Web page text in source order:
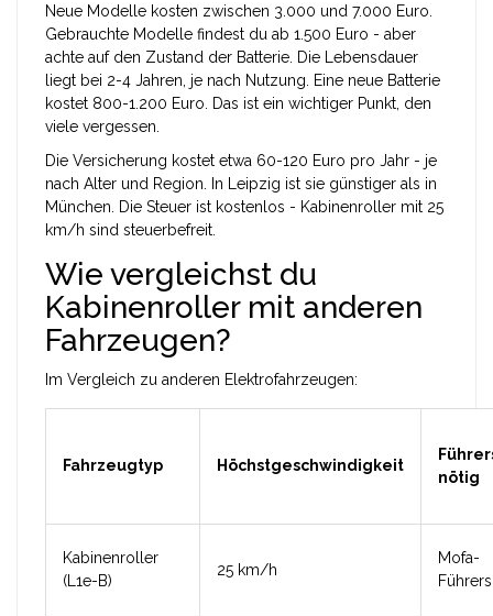
Neue Modelle kosten zwischen 3.000 und 7.000 Euro.
Gebrauchte Modelle findest du ab 1.500 Euro - aber
achte auf den Zustand der Batterie. Die Lebensdauer
liegt bei 2-4 Jahren, je nach Nutzung. Eine neue Batterie
kostet 800-1.200 Euro. Das ist ein wichtiger Punkt, den
viele vergessen.
Die Versicherung kostet etwa 60-120 Euro pro Jahr - je
nach Alter und Region. In Leipzig ist sie günstiger als in
München. Die Steuer ist kostenlos - Kabinenroller mit 25
km/h sind steuerbefreit.
Wie vergleichst du
Kabinenroller mit anderen
Fahrzeugen?
Im Vergleich zu anderen Elektrofahrzeugen:
Fahrzeugtyp Höchstgeschwindigkeit
nötig
Kabinenroller
(L1e-B)
25 km/h
Mofa-